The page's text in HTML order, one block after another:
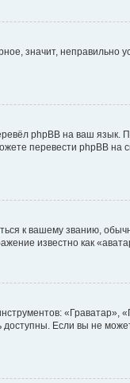
значит, неправильно
phpBB на ваш
перевести phpBB
к вашему званию,
известно как
«Граватар»,
Если вы не